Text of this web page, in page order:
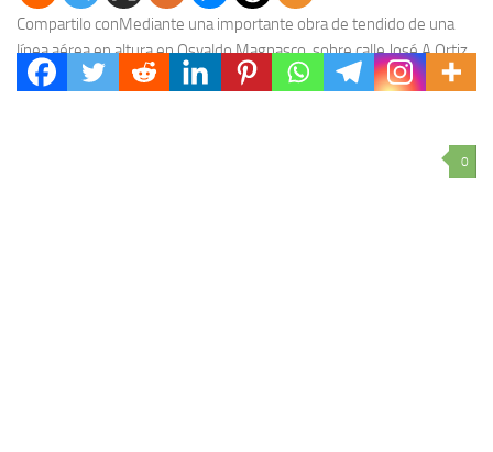
Compartilo conMediante una importante obra de tendido de una
línea aérea en altura en Osvaldo Magnasco, sobre calle José A Ortiz,
entre Chacho Peñaloza y...
0